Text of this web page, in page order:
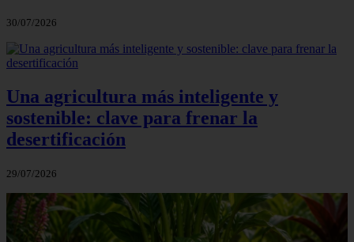
30/07/2026
Una agricultura más inteligente y
sostenible: clave para frenar la
desertificación
29/07/2026